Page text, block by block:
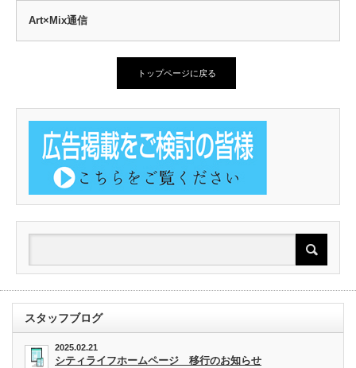
Art×Mix通信
トップページに戻る
スタッフブログ
2025.02.21
シティライフホームページ 移行のお知らせ